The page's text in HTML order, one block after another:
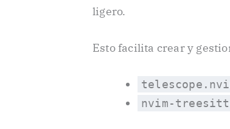
ligero.
Esto facilita crear y
nvim-